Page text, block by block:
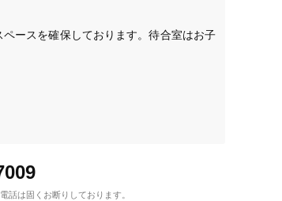
ースを確保しております。待合室はお子
話は固くお断りしております。